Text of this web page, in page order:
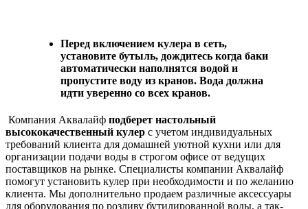
Перед включением кулера в сеть,
установите бутыль, дождитесь когда баки
автоматически наполнятся водой и
пропустите воду из кранов. Вода должна
идти уверенно со всех кранов.
Компания Аквалайф подберет настольный
высококачественный кулер с учетом индивидуальных
требований клиента для домашней уютной кухни или для
организации подачи воды в строгом офисе от ведущих
поставщиков на рынке. Специалисты компании Аквалайф
помогут установить кулер при необходимости и по желанию
клиента. Мы дополнительно продаем различные аксессуары
для оборудования по розливу бутилированной воды, а так-